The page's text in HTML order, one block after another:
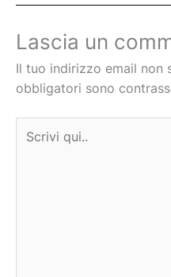
Lascia un
Il tuo indirizzo email non
obbligatori sono
qui..